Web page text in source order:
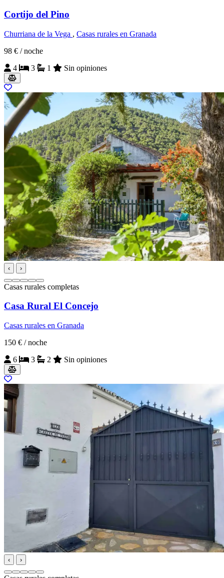
Cortijo del Pino
Churriana de la Vega , Casas rurales en Granada
98 € / noche
4
3 1 Sin opiniones
‹ ›
Casas rurales completas
Casa Rural El Concejo
Casas rurales en Granada
150 € / noche
6
3 2 Sin opiniones
‹ ›